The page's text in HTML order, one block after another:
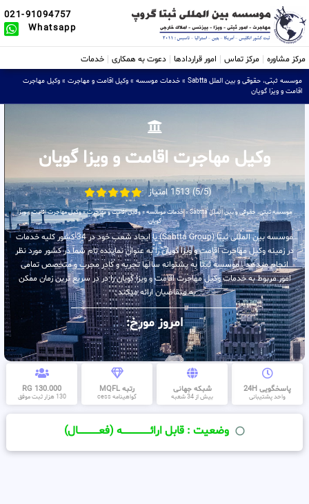
021-91094757
Whatsapp
مرکز مشاوره مرکز تماس امور قراردادها دعوت به همکاری خدمات
موسسه ثبتی، حقوقی و بین الملل Sabtta » خدمات موسسه » وکیل اقامت و مهاجرت » وکیل مهاجرت
اقامت و ویزا گویان
وکیل مهاجرت اقامت و ویزا گویان
(5/5) 1513 امتیاز
موسسه ثبتی، حقوقی و بین الملل Sabtta »خدمات موسسه»وکیل اقامت و مهاجرت»وکیل مهاجرت اقامت و ویزا
گویان
موسسه بین المللی ثبتا (Sabtta Group) با ایجاد شعب خود در 34 کشور کلیه خدمات
در زمینه وکیل مهاجرت اقامت و ویزا گویان را به عنوان نماینده تام شما در کشور مورد نظر
انجام میدهد . موسسه ثبتا به پشتوانه سالها تجربه و کادر مجرب و متخصص تمامی
امور مربوط به خدمات وکیل مهاجرت اقامت و ویزا گویان را در در سریع ترین زمان ممکن
به متقاضیان ارائه میکند .
امروز مورخ:
پاسخگویی 24H
واحد پشتیبانی
شبکه جهانی
بیش از 34 شعبه
رتبه MQFL
گواهینامه cess
130.000 RG
130 هزار ثبت موفق
وضعیت : قابل ارائــــــــــــــــــــه (فعـــــــــــــــال)